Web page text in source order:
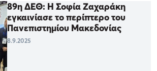
89η ΔΕΘ: Η Σοφία Ζαχαράκη
εγκαινίασε το περίπτερο του
Πανεπιστημίου Μακεδονίας
8.9.2025